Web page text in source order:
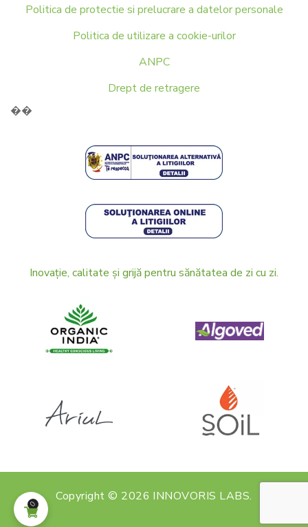
Politica de protectie si prelucrare a datelor personale
Politica de utilizare a cookie-urilor
ANPC
Drept de retragere
��
Inovație, calitate și grijă pentru sănătatea de zi cu zi.
Copyright © 2026 INNOVORIS LABS.
0